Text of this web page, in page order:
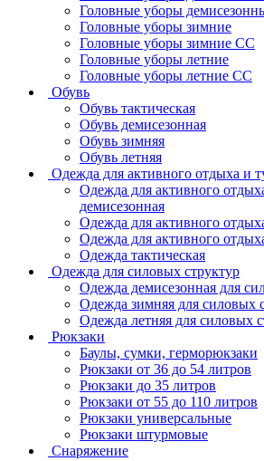
Головные уборы
Головные уборы зимние
Головные уборы зимние СС
Головные уборы летние
Головные уборы летние СС
Обувь
Обувь тактическая
Обувь демисезонная
Обувь зимняя
Обувь летняя
Одежда для активного отдыха и
Одежда для активного
демисезонная
Одежда для активного
Одежда для активного
Одежда тактическая
Одежда для силовых структур
Одежда демисезонная для
Одежда зимняя для силовых
Одежда летняя для силовых
Рюкзаки
Баулы, сумки, герморюкзаки
Рюкзаки от 36 до 54 литров
Рюкзаки до 35 литров
Рюкзаки от 55 до 110 литров
Рюкзаки универсальные
Рюкзаки штурмовые
Снаряжение